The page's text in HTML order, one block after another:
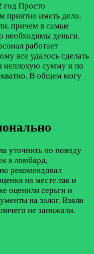
год Просто
приятно иметь дело.
причем в самые
необходимы деньги.
работает
все удалось сделать
неплохую сумму и по
В общем могу
уточнить по поводу
в ломбард,
рекомендовал
на месте.так и
оценили серьги и
на залог. Взяли
не занижали.